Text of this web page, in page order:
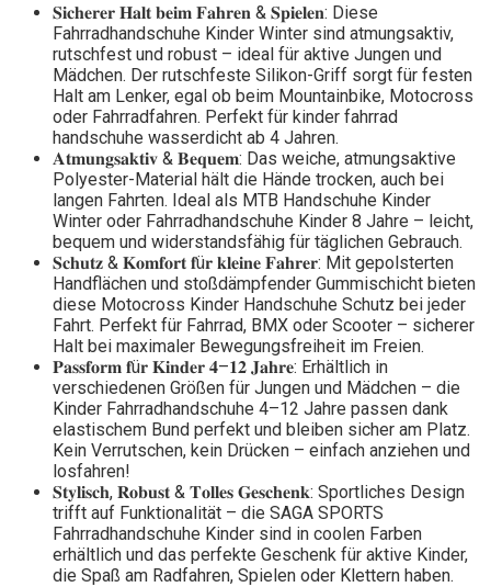
𝐒𝐢𝐜𝐡𝐞𝐫𝐞𝐫 𝐇𝐚𝐥𝐭 𝐛𝐞𝐢𝐦 𝐅𝐚𝐡𝐫𝐞𝐧 & 𝐒𝐩𝐢𝐞𝐥𝐞𝐧: Diese
Fahrradhandschuhe Kinder Winter sind atmungsaktiv,
rutschfest und robust – ideal für aktive Jungen und
Mädchen. Der rutschfeste Silikon-Griff sorgt für festen
Halt am Lenker, egal ob beim Mountainbike, Motocross
oder Fahrradfahren. Perfekt für kinder fahrrad
handschuhe wasserdicht ab 4 Jahren.
𝐀𝐭𝐦𝐮𝐧𝐠𝐬𝐚𝐤𝐭𝐢𝐯 & 𝐁𝐞𝐪𝐮𝐞𝐦: Das weiche, atmungsaktive
Polyester-Material hält die Hände trocken, auch bei
langen Fahrten. Ideal als MTB Handschuhe Kinder
Winter oder Fahrradhandschuhe Kinder 8 Jahre – leicht,
bequem und widerstandsfähig für täglichen Gebrauch.
𝐒𝐜𝐡𝐮𝐭𝐳 & 𝐊𝐨𝐦𝐟𝐨𝐫𝐭 𝐟ü𝐫 𝐤𝐥𝐞𝐢𝐧𝐞 𝐅𝐚𝐡𝐫𝐞𝐫: Mit gepolsterten
Handflächen und stoßdämpfender Gummischicht bieten
diese Motocross Kinder Handschuhe Schutz bei jeder
Fahrt. Perfekt für Fahrrad, BMX oder Scooter – sicherer
Halt bei maximaler Bewegungsfreiheit im Freien.
𝐏𝐚𝐬𝐬𝐟𝐨𝐫𝐦 𝐟ü𝐫 𝐊𝐢𝐧𝐝𝐞𝐫 𝟒–𝟏𝟐 𝐉𝐚𝐡𝐫𝐞: Erhältlich in
verschiedenen Größen für Jungen und Mädchen – die
Kinder Fahrradhandschuhe 4–12 Jahre passen dank
elastischem Bund perfekt und bleiben sicher am Platz.
Kein Verrutschen, kein Drücken – einfach anziehen und
losfahren!
𝐒𝐭𝐲𝐥𝐢𝐬𝐜𝐡, 𝐑𝐨𝐛𝐮𝐬𝐭 & 𝐓𝐨𝐥𝐥𝐞𝐬 𝐆𝐞𝐬𝐜𝐡𝐞𝐧𝐤: Sportliches Design
trifft auf Funktionalität – die SAGA SPORTS
Fahrradhandschuhe Kinder sind in coolen Farben
erhältlich und das perfekte Geschenk für aktive Kinder,
die Spaß am Radfahren, Spielen oder Klettern haben.